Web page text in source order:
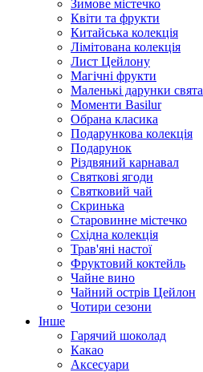
Зимове містечко
Квіти та фрукти
Китайська колекція
Лімітована колекція
Лист Цейлону
Магічні фрукти
Маленькі дарунки свята
Моменти Basilur
Обрана класика
Подарункова колекція
Подарунок
Різдвяний карнавал
Святкові ягоди
Святковий чай
Скринька
Старовинне містечко
Східна колекція
Трав'яні настої
Фруктовий коктейль
Чайне вино
Чайний острів Цейлон
Чотири сезони
Інше
Гарячий шоколад
Какао
Аксесуари